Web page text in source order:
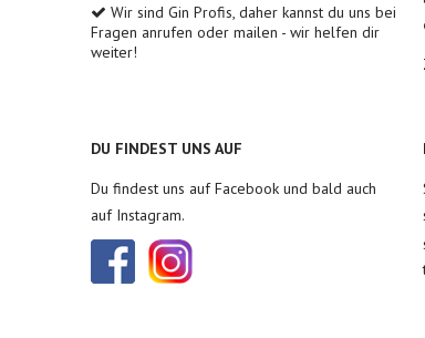
Wir sind Gin Profis, daher kannst du uns bei
Fragen anrufen oder mailen - wir helfen dir
weiter!
DU FINDEST UNS AUF
Du findest uns auf Facebook und bald auch
auf Instagram.